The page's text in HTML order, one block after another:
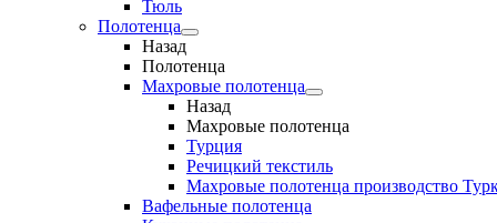
Тюль
Полотенца
Назад
Полотенца
Махровые полотенца
Назад
Махровые полотенца
Турция
Речицкий текстиль
Махровые полотенца производство
Вафельные полотенца